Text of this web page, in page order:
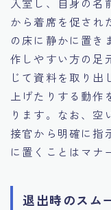
から着席を促され
の床に静かに置き
作しやすい方の足
じて資料を取り出
上げたりする動
ります。なお、
接官から明確に指
に置くことはマナ
退出時のスム